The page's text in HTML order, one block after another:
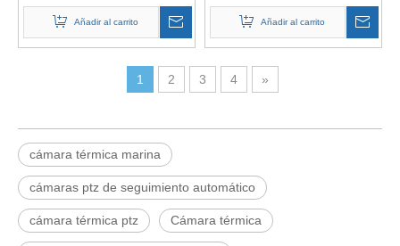
la toma de imágenes térmica
Añadir al carrito
seguridad de visión nocturna
Añadir al carrito
1 2 3 4 »
cámara térmica marina
cámaras ptz de seguimiento automático
cámara térmica ptz Cámara térmica